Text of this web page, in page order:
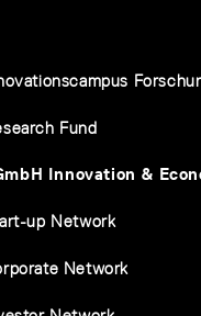
Fund
Innovation &
up Network
Network